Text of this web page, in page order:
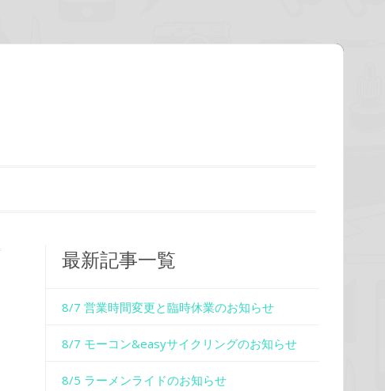
最新記事一覧
8/7 営業時間変更と臨時休業のお知らせ
8/7 モーコン&easyサイクリングのお知らせ
8/5 ラーメンライドのお知らせ